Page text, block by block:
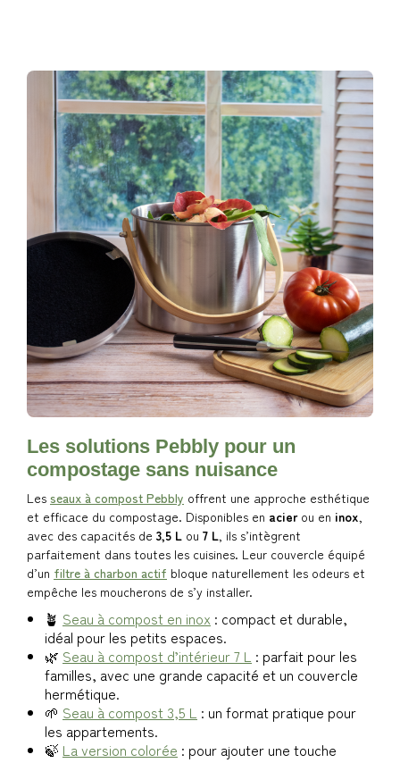
Les solutions Pebbly pour un
compostage sans nuisance
Les seaux à compost Pebbly offrent une approche esthétique
et efficace du compostage. Disponibles en acierou en inox,
avec des capacités de 3,5 L ou 7 L, ils s’intègrent
parfaitement dans toutes les cuisines. Leur couvercle équipé
d’un filtre à charbon actif bloque naturellement les odeurs et
empêche les moucherons de s’y installer.
🪴 Seau à compost en inox : compact et durable,
idéal pour les petits espaces.
🌿 Seau à compost d’intérieur 7 L : parfait pour les
familles, avec une grande capacité et un couvercle
hermétique.
🌱 Seau à compost 3,5 L : un format pratique pour
les appartements.
🍃 La version colorée : pour ajouter une touche